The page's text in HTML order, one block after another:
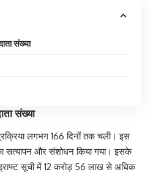
संख्या
संख्या
लगभग 166 दिनों तक चली। इस
सत्यापन और संशोधन किया गया। इसके
सूची में 12 करोड़ 56 लाख से अधिक